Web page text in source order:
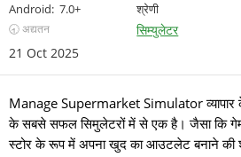
Android: 7.0+
🕣 अद्यतन
21 Oct 2025
श्रेणी
सिम्युलेटर
Manage Supermarket Simulator व्यापार
के सबसे सफल सिमुलेटरों में से एक है। जैसा कि गेम
स्टोर के रूप में अपना खुद का आउटलेट बनाने की